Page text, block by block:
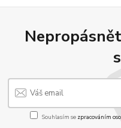
Souhlasím se zpracováním